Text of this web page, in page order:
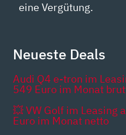
eine Vergütung.
Neueste Deals
Audi Q4 e-tron im
549 Euro im Monat
💥 VW Golf im Leasing
Euro im Monat netto